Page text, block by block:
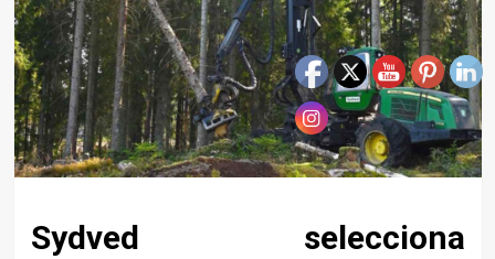
Sydved selecciona